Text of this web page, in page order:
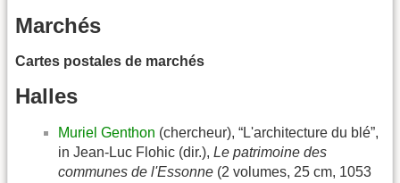
Marchés
Cartes postales de marchés
Halles
Muriel Genthon (chercheur), “L'architecture du blé”,
in Jean-Luc Flohic (dir.), Le patrimoine des
communes de l'Essonne (2 volumes, 25 cm, 1053